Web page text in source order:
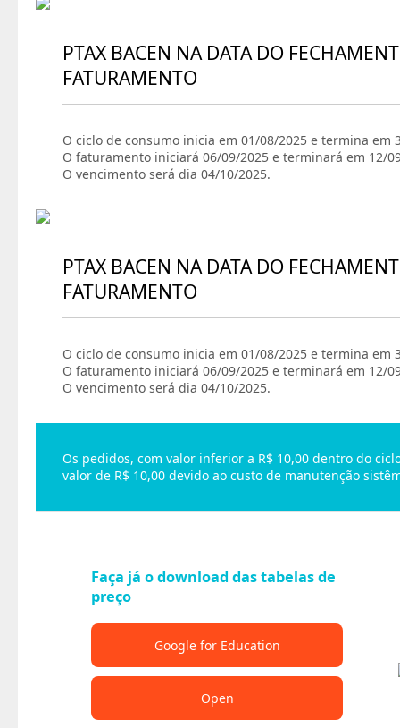
PTAX BACEN NA DATA DO
FATURAMENTO
O ciclo de consumo inicia em 01/08/2025 e termina em
O faturamento iniciará 06/09/2025 e terminará em 12/
O vencimento será dia 04/10/2025.
PTAX BACEN NA DATA DO
FATURAMENTO
O ciclo de consumo inicia em 01/08/2025 e termina em
O faturamento iniciará 06/09/2025 e terminará em 12/
O vencimento será dia 04/10/2025.
Os pedidos, com valor inferior a R$ 10,00 dentro do
valor de R$ 10,00 devido ao custo de manutenção
Faça já o download das tabelas de
preço
Google for Education
Open